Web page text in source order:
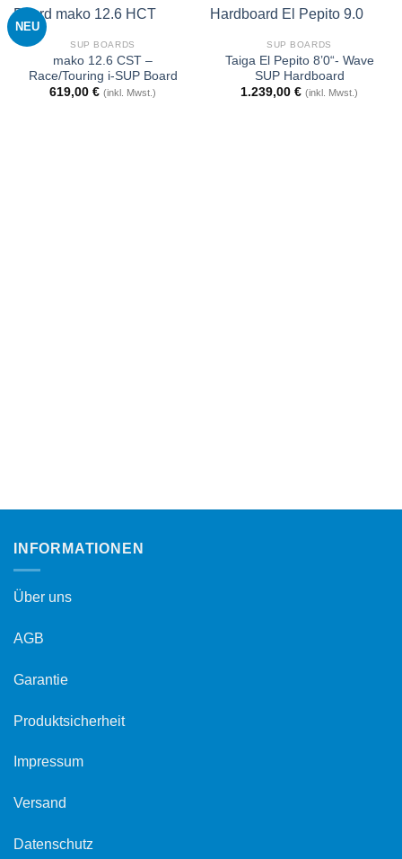
NEU
SUP BOARDS
mako 12.6 CST –
Race/Touring i-SUP Board
619,00 € (inkl. Mwst.)
SUP BOARDS
Taiga El Pepito 8’0“- Wave
SUP Hardboard
1.239,00 € (inkl. Mwst.)
INFORMATIONEN
Über uns
AGB
Garantie
Produktsicherheit
Impressum
Versand
Datenschutz